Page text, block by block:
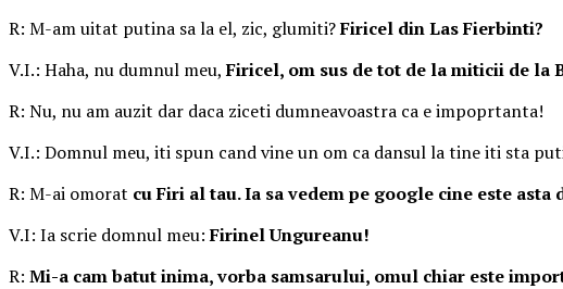
R: M-am uitat putina sa la el, zic, glumiti?Firicel din Las Fierbinti?
V.I.: Haha, nu dumnul meu,Firicel, om sus de tot de la miticii de la
R: Nu, nu am auzit dar daca ziceti dumneavoastra ca e impoprtanta!
V.I.: Domnul meu, iti spun cand vine un om ca dansul la tine iti sta
R: M-ai omorat cu Firi al tau. Ia sa vedem pe google cine este
V.I: Ia scrie domnul meu:Firinel Ungureanu!
R: Mi-a cam batut inima, vorba samsarului, omul chiar este